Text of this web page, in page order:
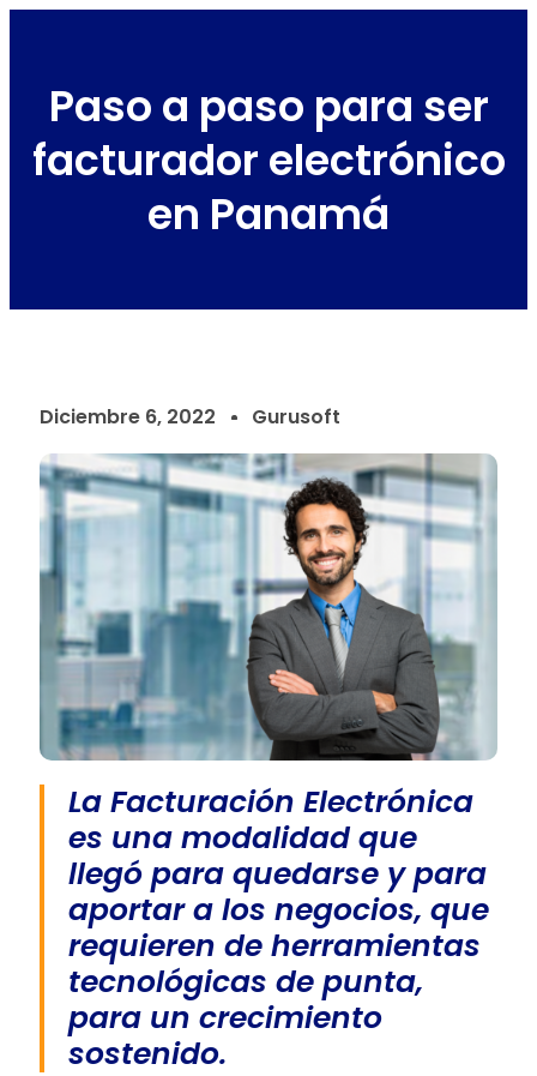
Paso a paso para ser
facturador electrónico
en Panamá
Diciembre 6, 2022 Gurusoft
La Facturación Electrónica
es una modalidad que
llegó para quedarse y para
aportar a los negocios, que
requieren de herramientas
tecnológicas de punta,
para un crecimiento
sostenido.